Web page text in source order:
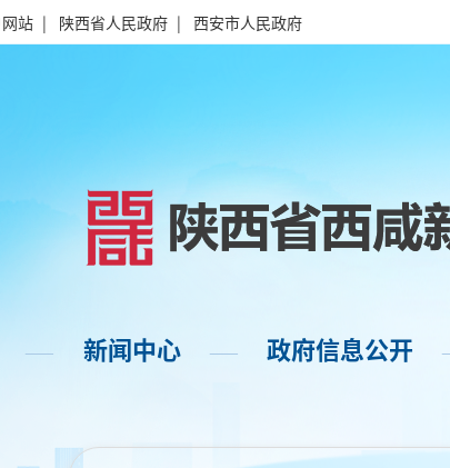
站 | 陕西省人民政府 | 西安市人民政府
—— 新闻中心 —— 政府信息公开